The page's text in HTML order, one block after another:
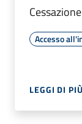
Accesso
LEGGI DI PIÙ